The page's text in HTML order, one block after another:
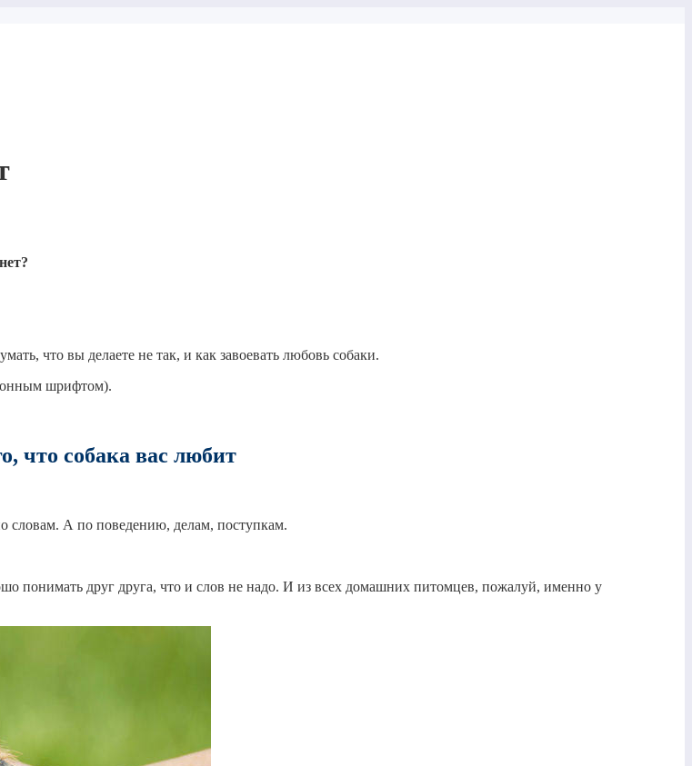
что вы делаете не так, и как завоевать любовь собаки.
шрифтом).
что собака вас любит
словам. А по поведению, делам, поступкам.
понимать друг друга, что и слов не надо. И из всех домашних питомцев, пожалуй, именно у